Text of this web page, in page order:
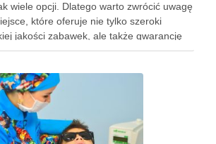
wiele opcji. Dlatego warto zwrócić uwagę
które oferuje nie tylko szeroki
jakości zabawek, ale także gwarancję
Każdy rodzic pragnie, aby jego